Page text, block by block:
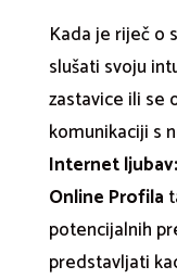
Kada je riječ o
slušati svoju
zastavice ili se
komunikaciji s
Internet
Online Profila
potencijalnih
predstavljati